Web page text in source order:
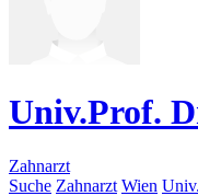
Univ.Prof.
Zahnarzt
Suche Zahnarzt Wien